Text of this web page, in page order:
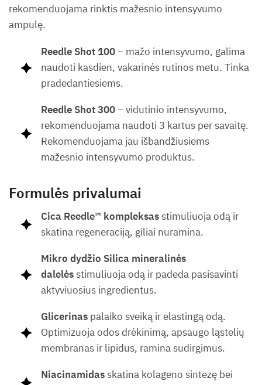
rekomenduojama rinktis mažesnio intensyvumo
ampulę.
Reedle Shot 100– mažo intensyvumo, galima
naudoti kasdien, vakarinės rutinos metu. Tinka
pradedantiesiems.
Reedle Shot 300– vidutinio intensyvumo,
rekomenduojama naudoti 3 kartus per savaitę.
Rekomenduojama jau išbandžiusiems
mažesnio intensyvumo produktus.
Formulės privalumai
Cica Reedle™ kompleksasstimuliuoja odą ir
skatina regeneraciją, giliai nuramina.
Mikro dydžio Silica mineralinės
dalelėsstimuliuoja odą ir padeda pasisavinti
aktyviuosius ingredientus.
Glicerinas palaiko sveiką ir elastingą odą.
Optimizuoja odos drėkinimą, apsaugo ląstelių
membranas ir lipidus, ramina sudirgimus.
Niacinamidasskatina kolageno sintezę bei